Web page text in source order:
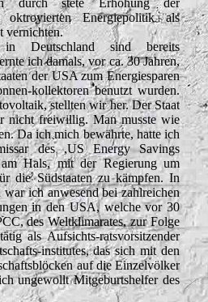
Energiepolitik als
vernichten.
Deutschland sind bereits
ich damals, vor ca. 30 Jahren,
der USA zum Energiesparen
kollektoren benutzt wurden.
stellten wir her. Der Staat
nicht freiwillig. Man musste wie
Da ich mich bewährte, hatte ich
des ,US Energy Savings
Hals, mit der Regierung um
die Südstaaten zu kämpfen. In
war ich anwesend bei zahlreichen
in den USA, welche vor 30
des Weltklimarates, zur Folge
als Aufsichts-ratsvorsitzender
institutes, das sich mit den
auf die Einzelvölker
ungewollt Mitgeburtshelfer des